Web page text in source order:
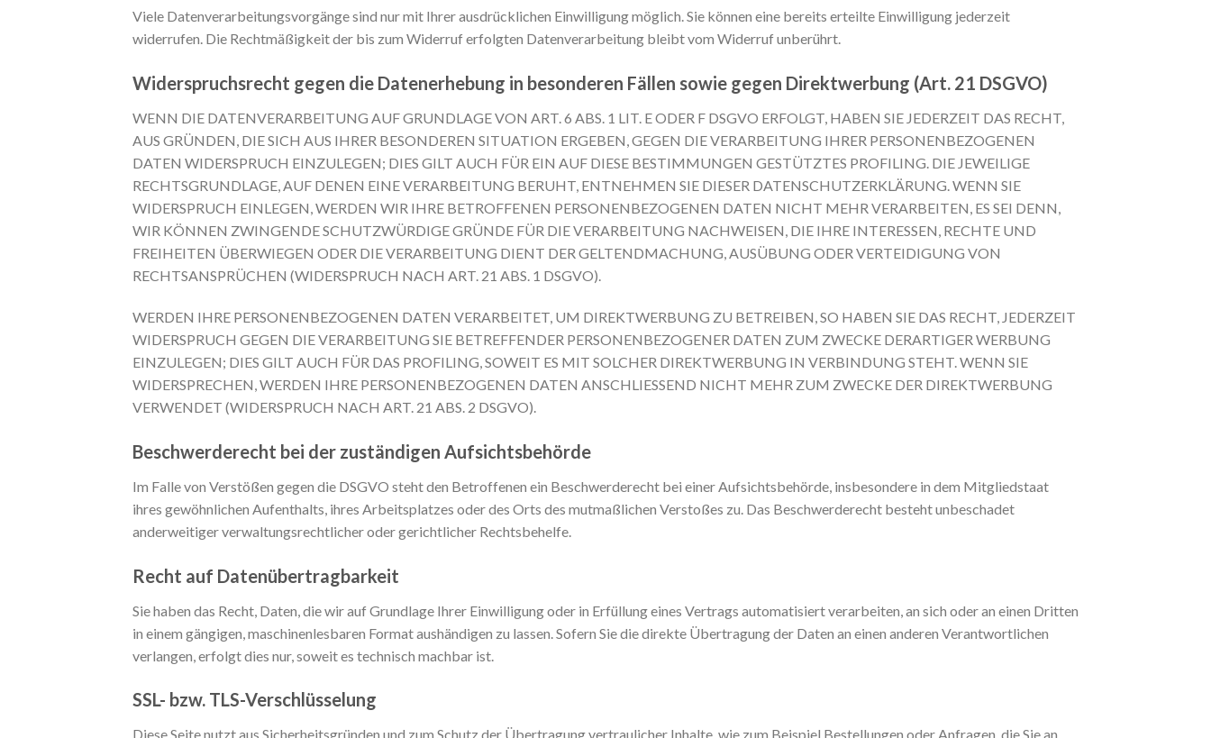
Viele Datenverarbeitungsvorgänge sind nur mit Ihrer ausdrücklichen Einwilligung möglich. Sie können eine bereits erteilte Einwilligung jederzeit
widerrufen. Die Rechtmäßigkeit der bis zum Widerruf erfolgten Datenverarbeitung bleibt vom Widerruf unberührt.
Widerspruchsrecht gegen die Datenerhebung in besonderen Fällen sowie gegen Direktwerbung (Art. 21 DSGVO)
WENN DIE DATENVERARBEITUNG AUF GRUNDLAGE VON ART. 6 ABS. 1 LIT. E ODER F DSGVO ERFOLGT, HABEN SIE JEDERZEIT DAS RECHT,
AUS GRÜNDEN, DIE SICH AUS IHRER BESONDEREN SITUATION ERGEBEN, GEGEN DIE VERARBEITUNG IHRER PERSONENBEZOGENEN
DATEN WIDERSPRUCH EINZULEGEN; DIES GILT AUCH FÜR EIN AUF DIESE BESTIMMUNGEN GESTÜTZTES PROFILING. DIE JEWEILIGE
RECHTSGRUNDLAGE, AUF DENEN EINE VERARBEITUNG BERUHT, ENTNEHMEN SIE DIESER DATENSCHUTZERKLÄRUNG. WENN SIE
WIDERSPRUCH EINLEGEN, WERDEN WIR IHRE BETROFFENEN PERSONENBEZOGENEN DATEN NICHT MEHR VERARBEITEN, ES SEI DENN,
WIR KÖNNEN ZWINGENDE SCHUTZWÜRDIGE GRÜNDE FÜR DIE VERARBEITUNG NACHWEISEN, DIE IHRE INTERESSEN, RECHTE UND
FREIHEITEN ÜBERWIEGEN ODER DIE VERARBEITUNG DIENT DER GELTENDMACHUNG, AUSÜBUNG ODER VERTEIDIGUNG VON
RECHTSANSPRÜCHEN (WIDERSPRUCH NACH ART. 21 ABS. 1 DSGVO).
WERDEN IHRE PERSONENBEZOGENEN DATEN VERARBEITET, UM DIREKTWERBUNG ZU BETREIBEN, SO HABEN SIE DAS RECHT, JEDERZEIT
WIDERSPRUCH GEGEN DIE VERARBEITUNG SIE BETREFFENDER PERSONENBEZOGENER DATEN ZUM ZWECKE DERARTIGER WERBUNG
EINZULEGEN; DIES GILT AUCH FÜR DAS PROFILING, SOWEIT ES MIT SOLCHER DIREKTWERBUNG IN VERBINDUNG STEHT. WENN SIE
WIDERSPRECHEN, WERDEN IHRE PERSONENBEZOGENEN DATEN ANSCHLIESSEND NICHT MEHR ZUM ZWECKE DER DIREKTWERBUNG
VERWENDET (WIDERSPRUCH NACH ART. 21 ABS. 2 DSGVO).
Beschwerde­recht bei der zuständigen Aufsichts­behörde
Im Falle von Verstößen gegen die DSGVO steht den Betroffenen ein Beschwerderecht bei einer Aufsichtsbehörde, insbesondere in dem Mitgliedstaat
ihres gewöhnlichen Aufenthalts, ihres Arbeitsplatzes oder des Orts des mutmaßlichen Verstoßes zu. Das Beschwerderecht besteht unbeschadet
anderweitiger verwaltungsrechtlicher oder gerichtlicher Rechtsbehelfe.
Recht auf Daten­übertrag­barkeit
Sie haben das Recht, Daten, die wir auf Grundlage Ihrer Einwilligung oder in Erfüllung eines Vertrags automatisiert verarbeiten, an sich oder an einen Dritten
in einem gängigen, maschinenlesbaren Format aushändigen zu lassen. Sofern Sie die direkte Übertragung der Daten an einen anderen Verantwortlichen
verlangen, erfolgt dies nur, soweit es technisch machbar ist.
SSL- bzw. TLS-Verschlüsselung
Diese Seite nutzt aus Sicherheitsgründen und zum Schutz der Übertragung vertraulicher Inhalte, wie zum Beispiel Bestellungen oder Anfragen, die Sie an